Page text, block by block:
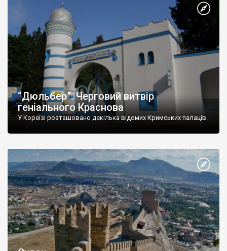
“Дюльбер”. Черговий витвір
геніального Краснова
У Кореїзі розташовано декілька відомих Кримських палаців.